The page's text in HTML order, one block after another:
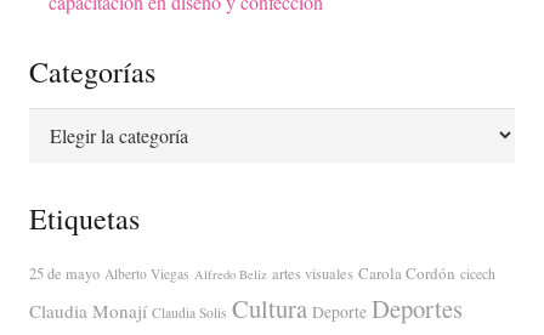
Categorías
Etiquetas
25 de mayo Alberto Viegas Alfredo Beliz artes visuales Carola Cordón cicech
Claudia Monají Claudia Solis Cultura Deporte Deportes